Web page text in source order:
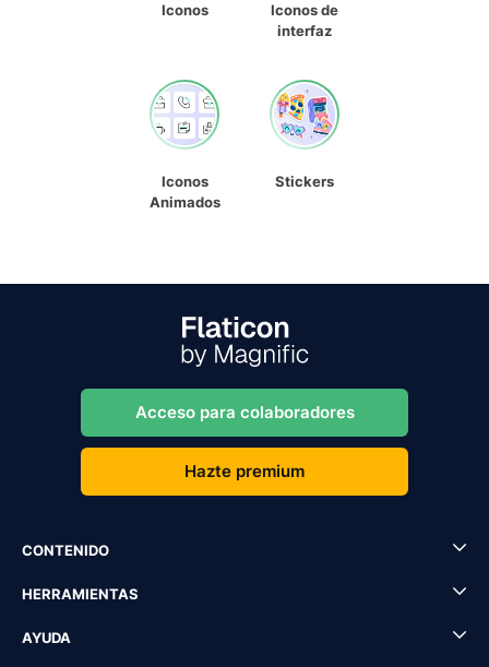
Iconos
Iconos de
interfaz
Iconos
Animados
Stickers
Acceso para colaboradores
Hazte premium
CONTENIDO
HERRAMIENTAS
AYUDA